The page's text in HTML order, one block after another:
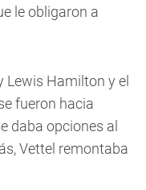
le obligaron a
Lewis Hamilton y el
fueron hacia
daba opciones al
Vettel remontaba